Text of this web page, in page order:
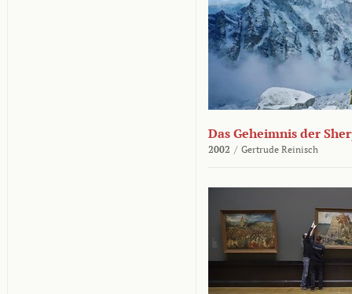
Das Geheimnis der
2002 / Gertrude Reinisch